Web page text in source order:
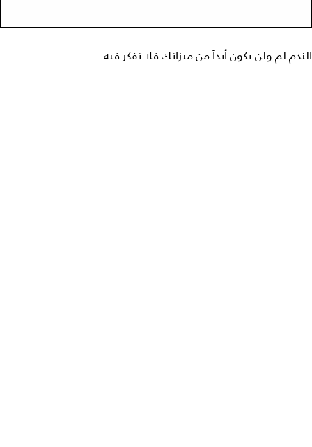
الندم لم ولن يكون أبداً من ميزاتك فلا تفكر فيه